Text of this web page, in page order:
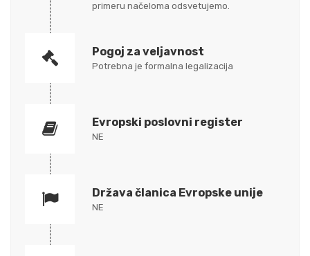
primeru načeloma odsvetujemo.
Pogoj za veljavnost
Potrebna je formalna legalizacija
Evropski poslovni register
NE
Država članica Evropske unije
NE